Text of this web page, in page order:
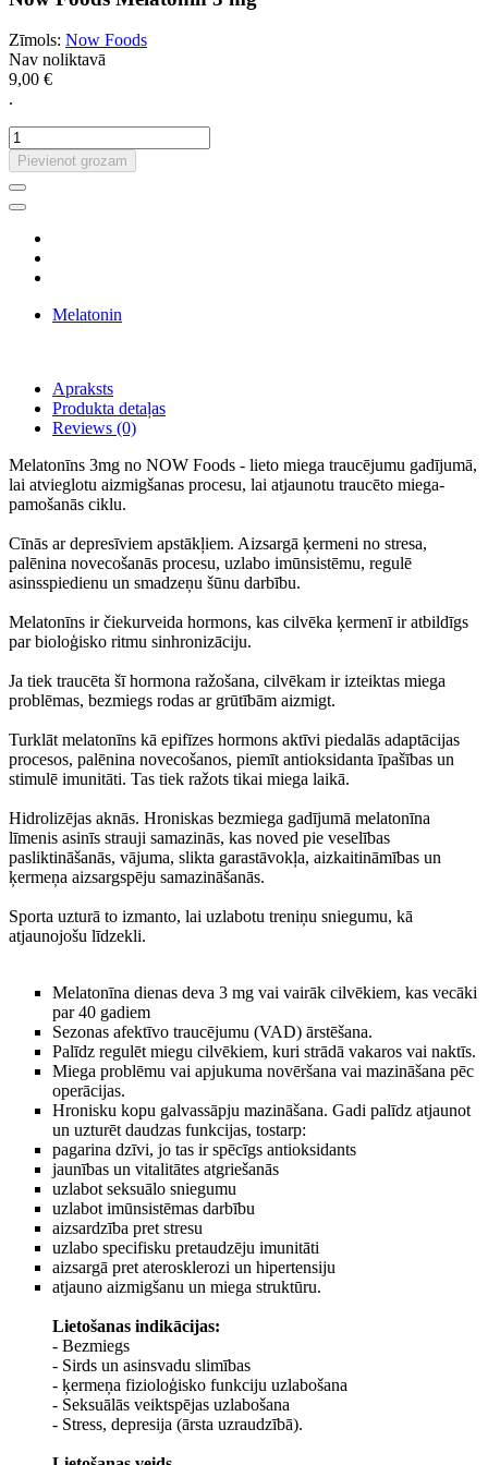
Zīmols: Now Foods
Nav noliktavā
9,00 €
.
Pievienot grozam
Melatonin
Apraksts
Produkta detaļas
Reviews (0)
Melatonīns 3mg no NOW Foods - lieto miega traucējumu gadījumā,
lai atvieglotu aizmigšanas procesu, lai atjaunotu traucēto miega-
pamošanās ciklu.
Cīnās ar depresīviem apstākļiem. Aizsargā ķermeni no stresa,
palēnina novecošanās procesu, uzlabo imūnsistēmu, regulē
asinsspiedienu un smadzeņu šūnu darbību.
Melatonīns ir čiekurveida hormons, kas cilvēka ķermenī ir atbildīgs
par bioloģisko ritmu sinhronizāciju.
Ja tiek traucēta šī hormona ražošana, cilvēkam ir izteiktas miega
problēmas, bezmiegs rodas ar grūtībām aizmigt.
Turklāt melatonīns kā epifīzes hormons aktīvi piedalās adaptācijas
procesos, palēnina novecošanos, piemīt antioksidanta īpašības un
stimulē imunitāti. Tas tiek ražots tikai miega laikā.
Hidrolizējas aknās. Hroniskas bezmiega gadījumā melatonīna
līmenis asinīs strauji samazinās, kas noved pie veselības
pasliktināšanās, vājuma, slikta garastāvokļa, aizkaitināmības un
ķermeņa aizsargspēju samazināšanās.
Sporta uzturā to izmanto, lai uzlabotu treniņu sniegumu, kā
atjaunojošu līdzekli.
Melatonīna dienas deva 3 mg vai vairāk cilvēkiem, kas vecāki
par 40 gadiem
Sezonas afektīvo traucējumu (VAD) ārstēšana.
Palīdz regulēt miegu cilvēkiem, kuri strādā vakaros vai naktīs.
Miega problēmu vai apjukuma novēršana vai mazināšana pēc
operācijas.
Hronisku kopu galvassāpju mazināšana. Gadi palīdz atjaunot
un uzturēt daudzas funkcijas, tostarp:
pagarina dzīvi, jo tas ir spēcīgs antioksidants
jaunības un vitalitātes atgriešanās
uzlabot seksuālo sniegumu
uzlabot imūnsistēmas darbību
aizsardzība pret stresu
uzlabo specifisku pretaudzēju imunitāti
aizsargā pret aterosklerozi un hipertensiju
atjauno aizmigšanu un miega struktūru.
Lietošanas indikācijas:
- Bezmiegs
- Sirds un asinsvadu slimības
- ķermeņa fizioloģisko funkciju uzlabošana
- Seksuālās veiktspējas uzlabošana
- Stress, depresija (ārsta uzraudzībā).